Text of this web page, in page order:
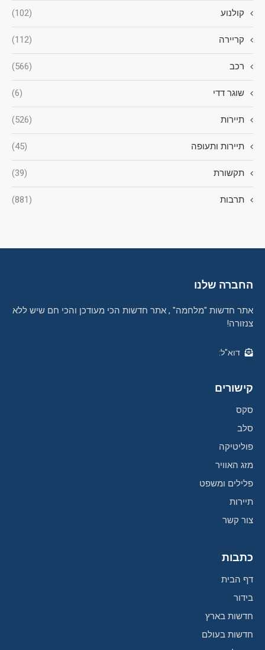
קולנוע (102)
קריירה (112)
רכב (566)
שוגר דדי (6)
תיירות (526)
תיירות ותעופה (45)
תקשורת (39)
תרבות (881)
החברה שלנו
אתר חדשות "מלחמה" , אתר חדשות הכי מעודכן והכי חם שיש ללא
צנזורה!
דוא"ל:
קישורים
סקס
סלב
פוליטיקה
מזג האוויר
פלילים ומשפט
תיירות
צור קשר
כתבות
דף הבית
בידור
חדשות בארץ
חדשות בעולם